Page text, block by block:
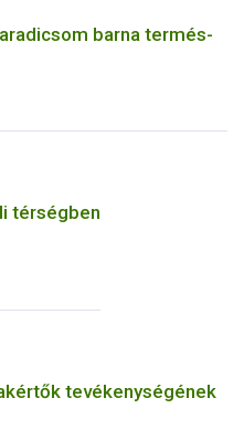
barna termés-
térségben
tevékenységének